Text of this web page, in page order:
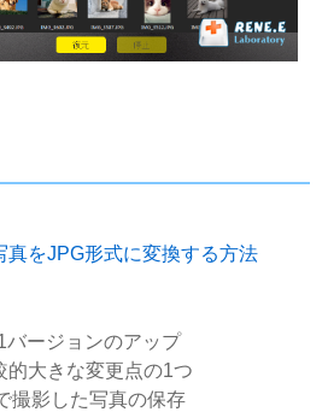
真をJPG形式に変換する方法
バージョンのアップ
的大きな変更点の1つ
撮影した写真の保存